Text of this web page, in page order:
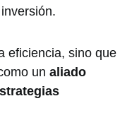
eficiencia, sino que
un aliado